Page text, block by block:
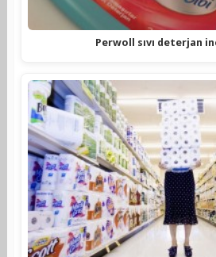
Perwoll sıvı deterjan